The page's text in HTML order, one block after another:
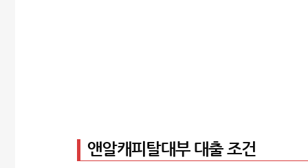
앤알캐피탈대부 대출 조건